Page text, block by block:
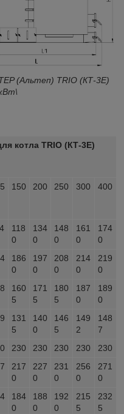
(Альтеп) TRIO (КТ-3Е)
котла TRIO (КТ-3Е)
150 200 250 300 400
118
0
134
0
148
0
161
0
174
0
186
0
197
0
208
0
214
0
219
0
160
5
171
5
180
5
187
0
189
0
131
5
140
0
146
5
149
2
148
7
230 230 230 230
230
217
0
227
0
231
0
256
0
271
0
184
0
188
0
192
0
215
5
232
5